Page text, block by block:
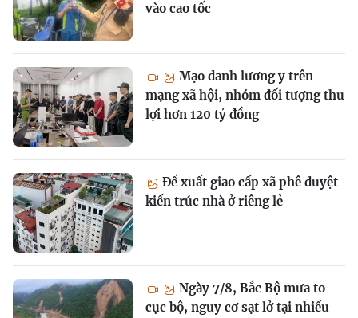
vào cao tốc
Mạo danh lương y trên
mạng xã hội, nhóm đối tượng thu
lợi hơn 120 tỷ đồng
Đề xuất giao cấp xã phê duyệt
kiến trúc nhà ở riêng lẻ
Ngày 7/8, Bắc Bộ mưa to
cục bộ, nguy cơ sạt lở tại nhiều